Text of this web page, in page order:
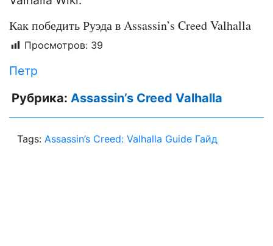
Как победить Руэда в Assassin’s Creed Valhalla
Просмотров: 39
Петр
Рубрика: Assassin’s Creed Valhalla
Tags: Assassin’s Creed: Valhalla Guide Гайд